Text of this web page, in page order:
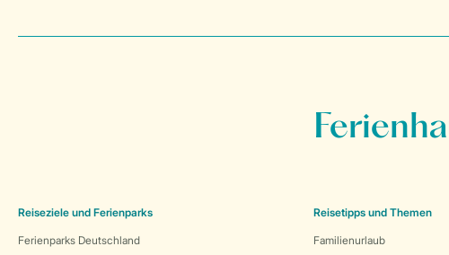
Reiseziele und Ferienparks
Ferienparks Deutschland
Reisetipps und Themen
Familienurlaub